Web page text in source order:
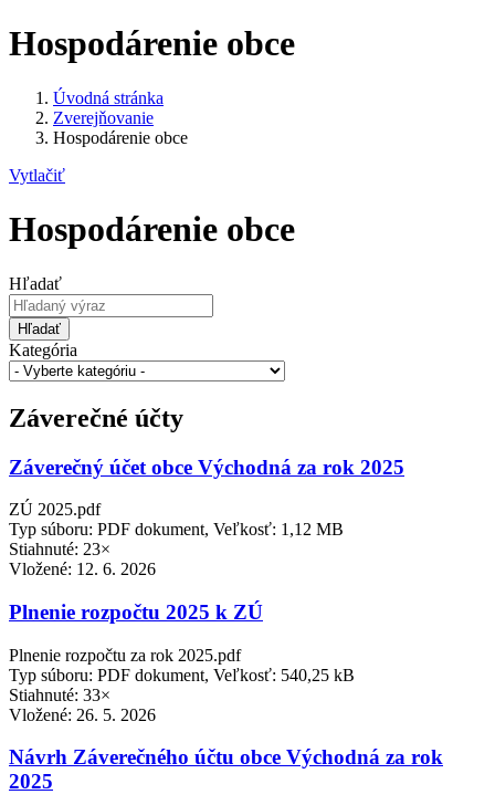
Hospodárenie obce
Úvodná stránka
Zverejňovanie
Hospodárenie obce
Vytlačiť
Hospodárenie obce
Hľadať
Hľadať
Kategória
Záverečné účty
Záverečný účet obce Východná za rok 2025
ZÚ 2025.pdf
Typ súboru: PDF dokument, Veľkosť: 1,12 MB
Stiahnuté: 23×
Vložené: 12. 6. 2026
Plnenie rozpočtu 2025 k ZÚ
Plnenie rozpočtu za rok 2025.pdf
Typ súboru: PDF dokument, Veľkosť: 540,25 kB
Stiahnuté: 33×
Vložené: 26. 5. 2026
Návrh Záverečného účtu obce Východná za rok
2025